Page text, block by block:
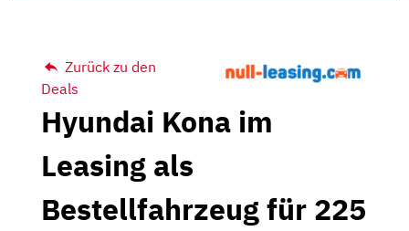
Zurück zu den
Deals
Hyundai Kona im
Leasing als
Bestellfahrzeug für 225